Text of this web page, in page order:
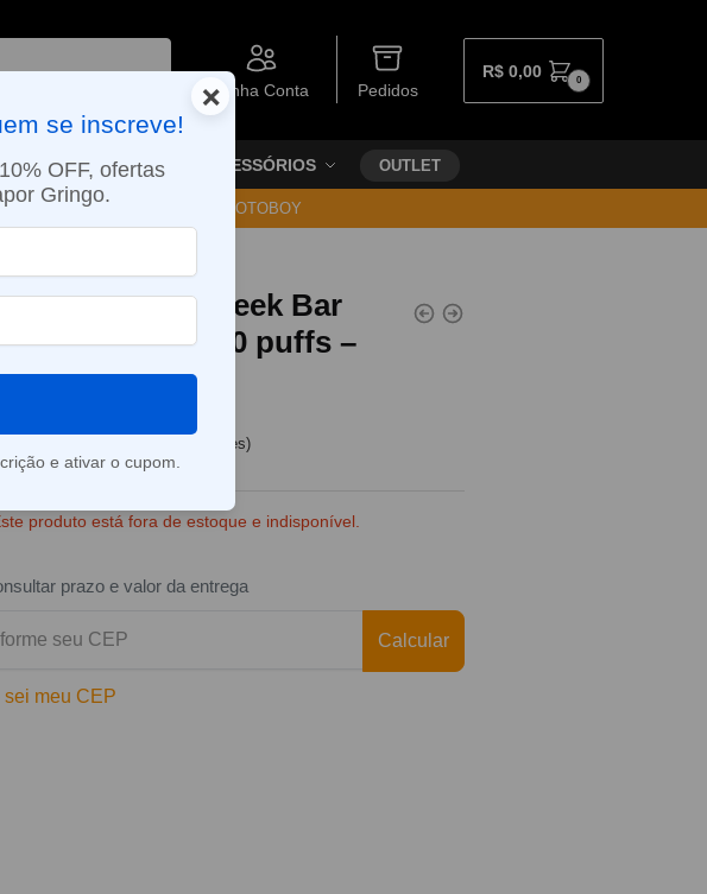
Minha Conta Pedidos
R$ 0,00 0
NICOTINA ORAL ACESSÓRIOS OUTLET
APROVADOS ATÉ 15:30 VIA MOTOBOY
puffs – Strawberry Ice
Descartável Geek Bar
MAX – 9000 puffs –
Ice
avaliações de clientes)
produto está fora de estoque e indisponível.
prazo e valor da entrega
Calcular
sei meu CEP
×
se inscreve!
OFF, ofertas
Gringo.
e ativar o cupom.